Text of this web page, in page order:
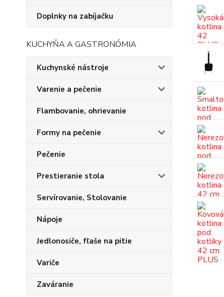
Doplnky na zabíjačku
KUCHYŇA A GASTRONÓMIA
Kuchynské nástroje
Varenie a pečenie
Flambovanie, ohrievanie
Formy na pečenie
Pečenie
Prestieranie stola
Servírovanie, Stolovanie
Nápoje
Jedlonosiče, fľaše na pitie
Variče
Zaváranie